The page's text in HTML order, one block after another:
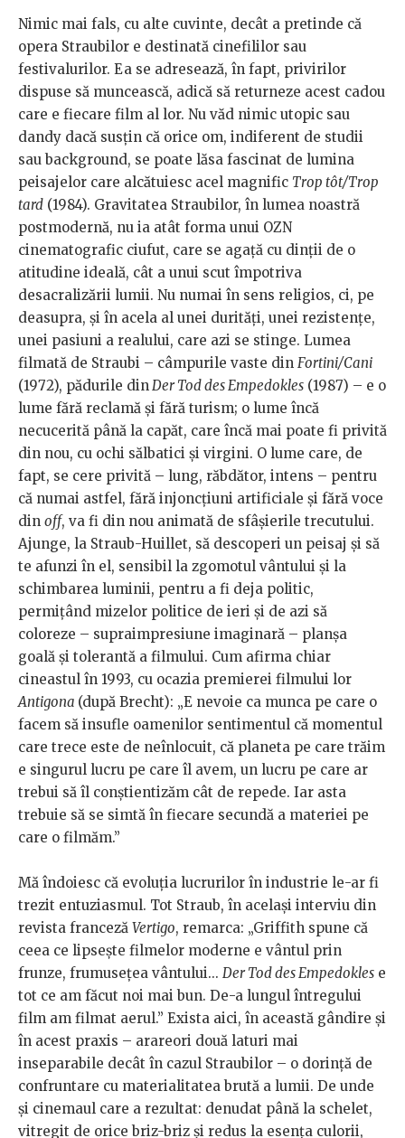
Nimic mai fals, cu alte cuvinte, decât a pretinde că
opera Straubilor e destinată cinefililor sau
festivalurilor. Ea se adresează, în fapt, privirilor
dispuse să muncească, adică să returneze acest cadou
care e fiecare film al lor. Nu văd nimic utopic sau
dandy dacă susțin că orice om, indiferent de studii
sau background, se poate lăsa fascinat de lumina
peisajelor care alcătuiesc acel magnific Trop tôt/Trop
tard (1984). Gravitatea Straubilor, în lumea noastră
postmodernă, nu ia atât forma unui OZN
cinematografic ciufut, care se agață cu dinții de o
atitudine ideală, cât a unui scut împotriva
desacralizării lumii. Nu numai în sens religios, ci, pe
deasupra, și în acela al unei durități, unei rezistențe,
unei pasiuni a realului, care azi se stinge. Lumea
filmată de Straubi – câmpurile vaste din Fortini/Cani
(1972), pădurile dinDer Tod des Empedokles (1987) – e o
lume fără reclamă și fără turism; o lume încă
necucerită până la capăt, care încă mai poate fi privită
din nou, cu ochi sălbatici și virgini. O lume care, de
fapt, se cere privită – lung, răbdător, intens – pentru
că numai astfel, fără injoncțiuni artificiale și fără voce
din off, va fi din nou animată de sfâșierile trecutului.
Ajunge, la Straub-Huillet, să descoperi un peisaj și să
te afunzi în el, sensibil la zgomotul vântului și la
schimbarea luminii, pentru a fi deja politic,
permițând mizelor politice de ieri și de azi să
coloreze – supraimpresiune imaginară – planșa
goală și tolerantă a filmului. Cum afirma chiar
cineastul în 1993, cu ocazia premierei filmului lor
Antigona (după Brecht): „E nevoie ca munca pe care o
facem să insufle oamenilor sentimentul că momentul
care trece este de neînlocuit, că planeta pe care trăim
e singurul lucru pe care îl avem, un lucru pe care ar
trebui să îl conștientizăm cât de repede. Iar asta
trebuie să se simtă în fiecare secundă a materiei pe
care o filmăm.”
Mă îndoiesc că evoluția lucrurilor în industrie le-ar fi
trezit entuziasmul. Tot Straub, în același interviu din
revista franceză Vertigo, remarca: „Griffith spune că
ceea ce lipsește filmelor moderne e vântul prin
frunze, frumusețea vântului... Der Tod des Empedokles e
tot ce am făcut noi mai bun. De-a lungul întregului
film am filmat aerul.” Exista aici, în această gândire și
în acest praxis – arareori două laturi mai
inseparabile decât în cazul Straubilor – o dorință de
confruntare cu materialitatea brută a lumii. De unde
și cinemaul care a rezultat: denudat până la schelet,
vitregit de orice briz-briz și redus la esența culorii,